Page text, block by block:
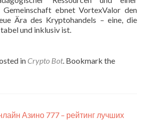
Gemeinschaft ebnet VortexValor den
Ära des Kryptohandels – eine, die
und inklusiv ist.
in Crypto Bot. Bookmark the
Азино 777 – рейтинг лучших